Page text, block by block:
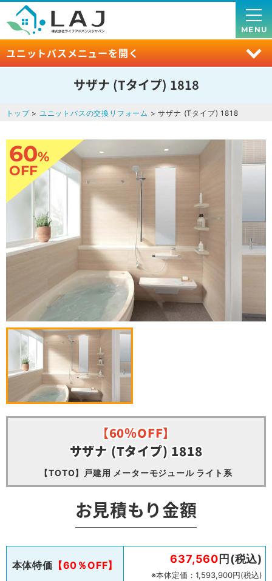
ユニットバスメニューを開く
MENU
サザナ (Tタイプ) 1818
トップ> ユニットバスの交換リフォーム > サザナ (Tタイプ) 1818
60%
OFF
【60％OFF】
サザナ (Tタイプ) 1818
【TOTO】戸建用 メーターモジュール ライト系
お見積もり金額
本体特価 【60％OFF】 637,560 円(税込)
※本体定価：1,593,900円(税込)